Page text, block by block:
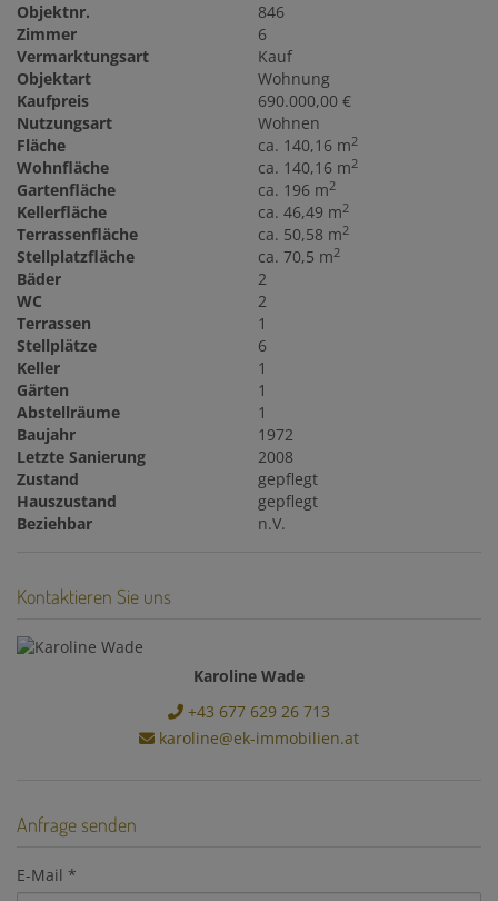
Objektnr.
846
Zimmer
6
Vermarktungsart
Kauf
Objektart
Wohnung
Kaufpreis
690.000,00 €
Nutzungsart
Wohnen
Fläche
ca. 140,16 m2
Wohnfläche ca. 140,16 m2
Gartenfläche ca. 196 m2
Kellerfläche ca. 46,49 m2
Terrassenfläche ca. 50,58 m2
Stellplatzfläche ca. 70,5 m2
Bäder
2
WC
2
Terrassen
1
Stellplätze
6
Keller
1
Gärten
1
Abstellräume
1
Baujahr
1972
Letzte Sanierung
2008
Zustand
gepflegt
Hauszustand
gepflegt
Beziehbar
n.V.
Kontaktieren Sie uns
Karoline Wade
+43 677 629 26 713
karoline@ek-immobilien.at
Anfrage senden
E-Mail